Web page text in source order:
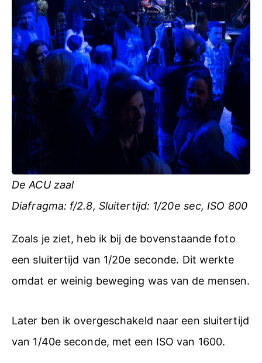
De ACU zaal
Diafragma: f/2.8, Sluitertijd: 1/20e sec, ISO 800
Zoals je ziet, heb ik bij de bovenstaande foto
een sluitertijd van 1/20e seconde. Dit werkte
omdat er weinig beweging was van de mensen.
Later ben ik overgeschakeld naar een sluitertijd
van 1/40e seconde, met een ISO van 1600.